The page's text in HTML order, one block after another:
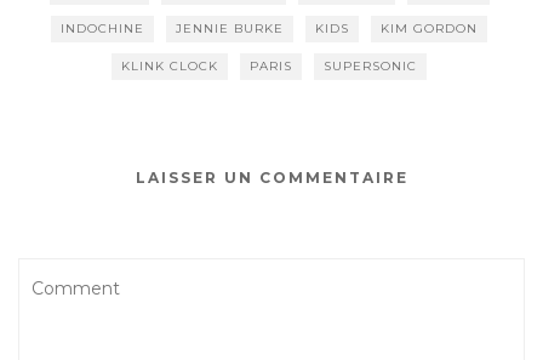
INDOCHINE JENNIE BURKE KIDS KIM GORDON
KLINK CLOCK PARIS SUPERSONIC
LAISSER UN COMMENTAIRE